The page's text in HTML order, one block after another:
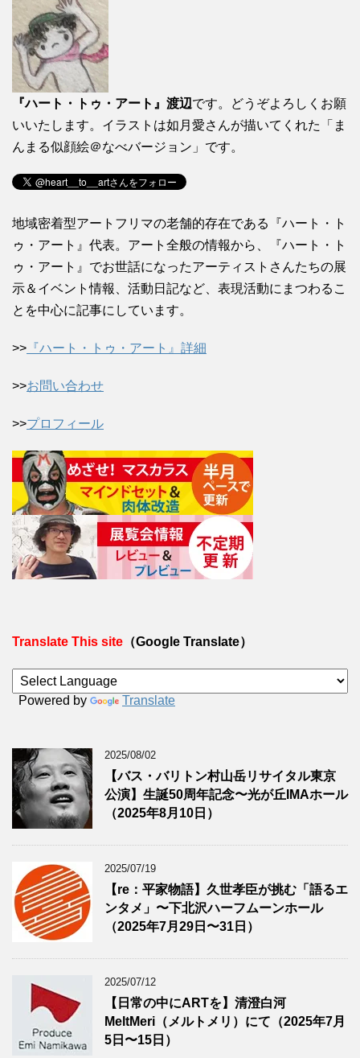
『ハート・トゥ・アート』渡辺です。どうぞよろしくお願
いいたします。イラストは如月愛さんが描いてくれた「ま
んまる似顔絵＠なべバージョン」です。
地域密着型アートフリマの老舗的存在である『ハート・ト
ゥ・アート』代表。アート全般の情報から、『ハート・ト
ゥ・アート』でお世話になったアーティストさんたちの展
示＆イベント情報、活動日記など、表現活動にまつわるこ
とを中心に記事にしています。
>> 『ハート・トゥ・アート』詳細
>>お問い合わせ
>>プロフィール
Translate This site （Google Translate）
Powered by Translate
2025/08/02
【バス・バリトン村山岳リサイタル東京
公演】生誕50周年記念〜光が丘IMAホール
（2025年8月10日）
2025/07/19
【re：平家物語】久世孝臣が挑む「語るエ
ンタメ」〜下北沢ハーフムーンホール
（2025年7月29日〜31日）
2025/07/12
【日常の中にARTを】清澄白河
MeltMeri（メルトメリ）にて（2025年7月
5日〜15日）